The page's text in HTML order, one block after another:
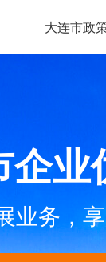
大连市政
企业
业务，